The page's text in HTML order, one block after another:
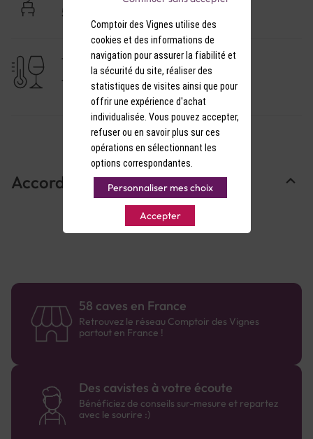
5 à 10 ans
TEMPÉRATURE DE SERVICE
17-18°C
Accords Mets & Vins
58 caves en France
Retrouvez le réseau Comptoir des Vignes
partout en France !
Des cavistes à votre écoute
Bénéficiez de conseils sur-mesure et repartez
avec le sourire :)
Comptoir des Vignes utilise des
cookies et des informations de
navigation pour assurer la fiabilité et
la sécurité du site, réaliser des
statistiques de visites ainsi que pour
offrir une expérience d'achat
individualisée. Vous pouvez accepter,
refuser ou en savoir plus sur ces
opérations en sélectionnant les
options correspondantes.
Personnaliser mes choix
Accepter